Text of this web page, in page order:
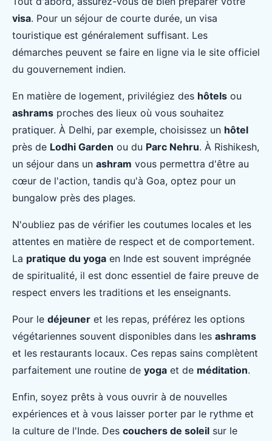
visa. Pour un séjour de courte durée, un visa
touristique est généralement suffisant. Les
démarches peuvent se faire en ligne via le site officiel
du gouvernement indien.
En matière de logement, privilégiez des hôtels ou
ashrams proches des lieux où vous souhaitez
pratiquer. À Delhi, par exemple, choisissez un hôtel
près de Lodhi Garden ou du Parc Nehru. À Rishikesh,
un séjour dans un ashram vous permettra d'être au
cœur de l'action, tandis qu'à Goa, optez pour un
bungalow près des plages.
N'oubliez pas de vérifier les coutumes locales et les
attentes en matière de respect et de comportement.
La pratique du yoga en Inde est souvent imprégnée
de spiritualité, il est donc essentiel de faire preuve de
respect envers les traditions et les enseignants.
Pour le déjeuner et les repas, préférez les options
végétariennes souvent disponibles dans les ashrams
et les restaurants locaux. Ces repas sains complètent
parfaitement une routine de yoga et de méditation.
Enfin, soyez prêts à vous ouvrir à de nouvelles
expériences et à vous laisser porter par le rythme et
la culture de l'Inde. Des couchers de soleil sur le